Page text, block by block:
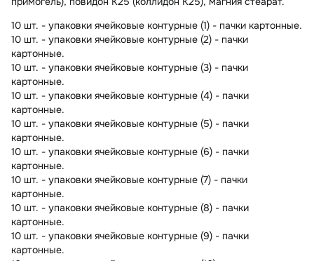
10 шт. - упаковки ячейковые контурные (1) - пачки картонные.
10 шт. - упаковки ячейковые контурные (2) - пачки
картонные.
10 шт. - упаковки ячейковые контурные (3) - пачки
картонные.
10 шт. - упаковки ячейковые контурные (4) - пачки
картонные.
10 шт. - упаковки ячейковые контурные (5) - пачки
картонные.
10 шт. - упаковки ячейковые контурные (6) - пачки
картонные.
10 шт. - упаковки ячейковые контурные (7) - пачки
картонные.
10 шт. - упаковки ячейковые контурные (8) - пачки
картонные.
10 шт. - упаковки ячейковые контурные (9) - пачки
картонные.